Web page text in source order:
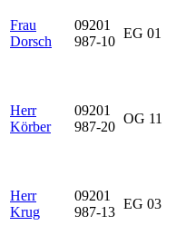
Frau
Dorsch
09201
987-10
EG 01
Herr
Körber
09201
987-20
OG 11
Herr
Krug
09201
987-13
EG 03